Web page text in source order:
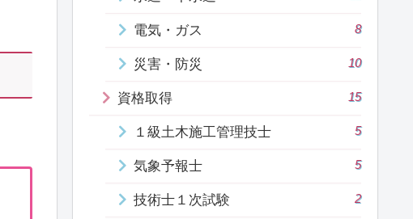
電気・ガス 8
災害・防災 10
資格取得 15
１級土木施工管理技士 5
気象予報士 5
技術士１次試験 2